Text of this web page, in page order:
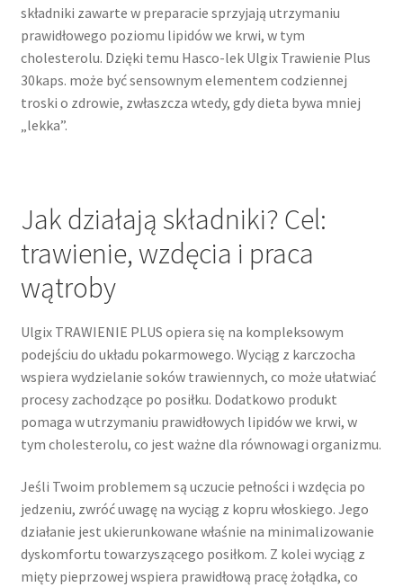
składniki zawarte w preparacie sprzyjają utrzymaniu
prawidłowego poziomu lipidów we krwi, w tym
cholesterolu. Dzięki temu Hasco-lek Ulgix Trawienie Plus
30kaps. może być sensownym elementem codziennej
troski o zdrowie, zwłaszcza wtedy, gdy dieta bywa mniej
„lekka”.
Jak działają składniki? Cel:
trawienie, wzdęcia i praca
wątroby
Ulgix TRAWIENIE PLUS opiera się na kompleksowym
podejściu do układu pokarmowego. Wyciąg z karczocha
wspiera wydzielanie soków trawiennych, co może ułatwiać
procesy zachodzące po posiłku. Dodatkowo produkt
pomaga w utrzymaniu prawidłowych lipidów we krwi, w
tym cholesterolu, co jest ważne dla równowagi organizmu.
Jeśli Twoim problemem są uczucie pełności i wzdęcia po
jedzeniu, zwróć uwagę na wyciąg z kopru włoskiego. Jego
działanie jest ukierunkowane właśnie na minimalizowanie
dyskomfortu towarzyszącego posiłkom. Z kolei wyciąg z
mięty pieprzowej wspiera prawidłową pracę żołądka, co